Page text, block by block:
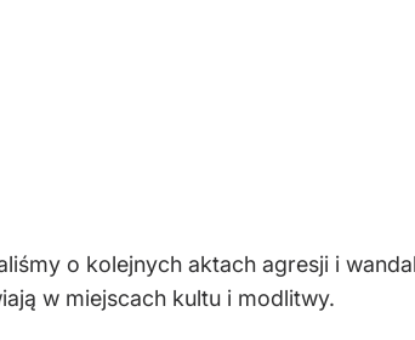
o kolejnych aktach agresji i
w miejscach kultu i modlitwy.